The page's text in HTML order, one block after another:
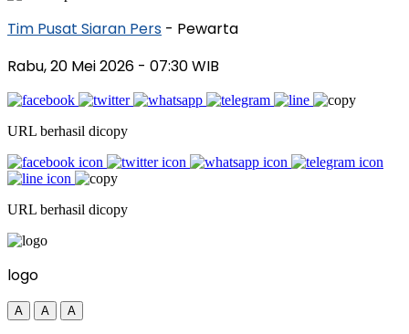
Tim Pusat Siaran Pers - Pewarta
Rabu, 20 Mei 2026 - 07:30 WIB
URL berhasil dicopy
URL berhasil dicopy
logo
A A A